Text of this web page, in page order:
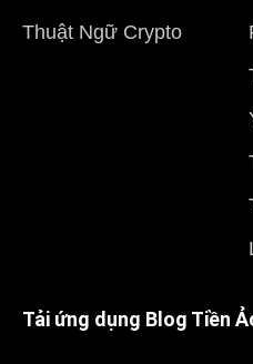
Thuật Ngữ Crypto
Tải ứng dụng Blog Tiền